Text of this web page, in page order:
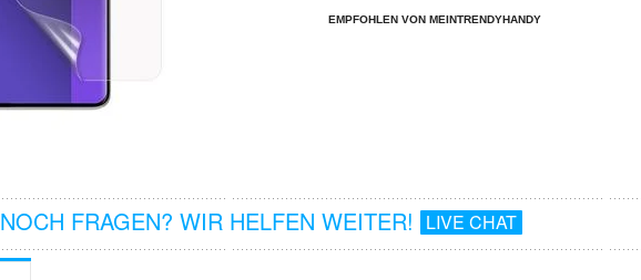
EMPFOHLEN VON MEINTRENDYHANDY
NOCH FRAGEN? WIR HELFEN WEITER! LIVE CHAT